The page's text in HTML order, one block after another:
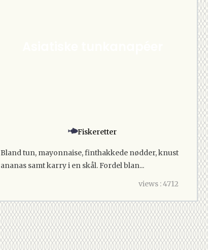
Fiskeretter
Bland tun, mayonnaise, finthakkede nødder, knust
ananas samt karry i en skål. Fordel blan...
views : 4712